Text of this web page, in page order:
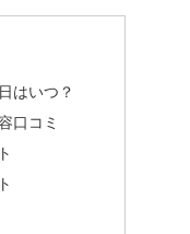
はいつ？
口コミ